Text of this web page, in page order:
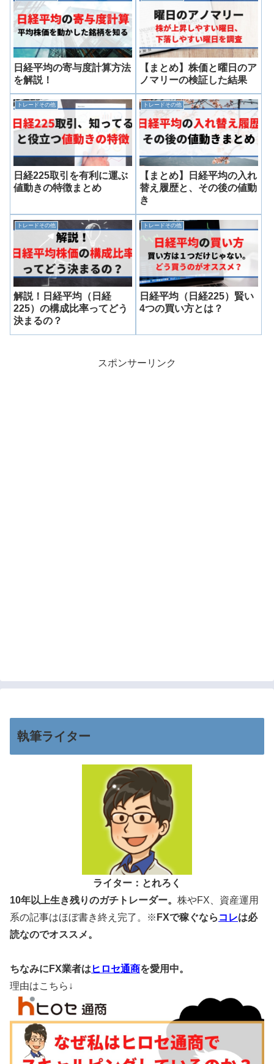
日経平均の寄与度計算方法
を解説！
【まとめ】株価と曜日のア
ノマリーの検証した結果
トレードその他
日経225取引を有利に運ぶ
値動きの特徴まとめ
トレードその他
【まとめ】日経平均の入れ
替え履歴と、その後の値動
き
トレードその他
解説！日経平均（日経
225）の構成比率ってどう
決まるの？
トレードその他
日経平均（日経225）賢い
4つの買い方とは？
スポンサーリンク
執筆ライター
ライター：とれろく
10年以上生き残りのガチトレーダー。 株やFX、資産運用
系の記事はほぼ書き終え完了。※ FXで稼ぐなら コレは必
読なのでオススメ。
ちなみにFX業者は ヒロセ通商を愛用中。
理由はこちら↓